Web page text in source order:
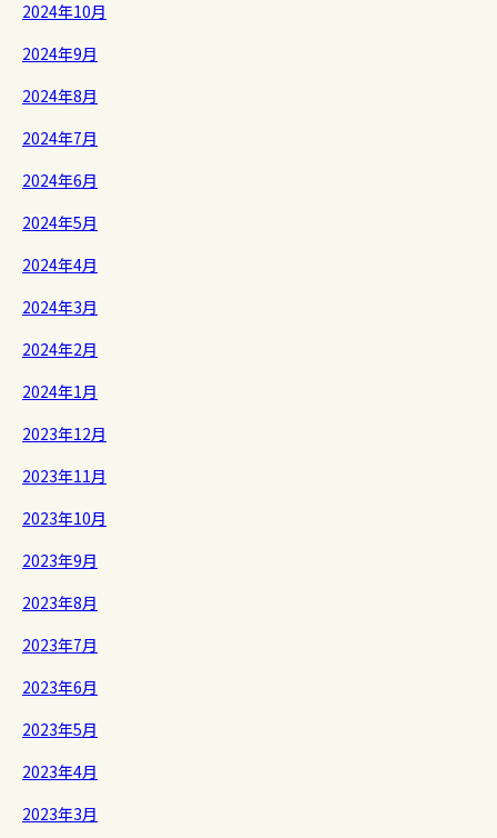
2024年10月
2024年9月
2024年8月
2024年7月
2024年6月
2024年5月
2024年4月
2024年3月
2024年2月
2024年1月
2023年12月
2023年11月
2023年10月
2023年9月
2023年8月
2023年7月
2023年6月
2023年5月
2023年4月
2023年3月